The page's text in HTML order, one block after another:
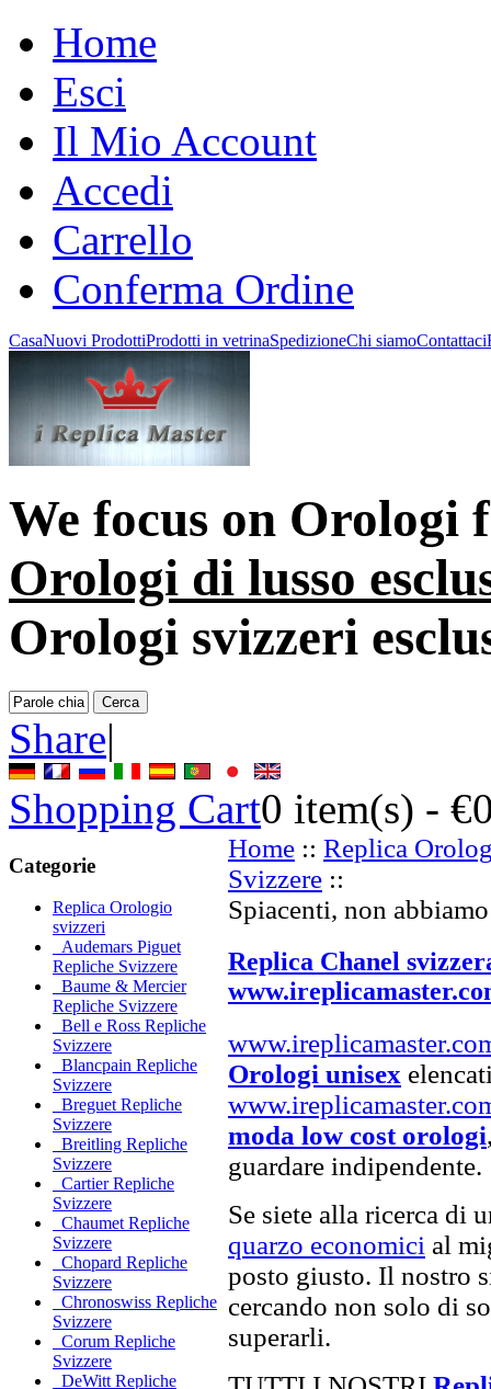
Home
Esci
Il Mio Account
Accedi
Carrello
Conferma Ordine
CasaNuovi ProdottiProdotti in vetrinaSpedizioneChi siamoContattaci
We focus on Orologi
Orologi di lusso
Orologi svizzeri
Share|
Shopping Cart0 item(s) -
Categorie
Replica Orologio
svizzeri
Audemars Piguet
Repliche Svizzere
Baume & Mercier
Repliche Svizzere
Bell e Ross Repliche
Svizzere
Blancpain Repliche
Svizzere
Breguet Repliche
Svizzere
Breitling Repliche
Svizzere
Cartier Repliche
Svizzere
Chaumet Repliche
Svizzere
Chopard Repliche
Svizzere
Chronoswiss Repliche
Svizzere
Corum Repliche
Svizzere
DeWitt Repliche
Home :: Replica
Svizzere ::
Spiacenti, non
Replica Chanel
Orologi unisex
moda low cost orologi
guardare indipendente.
Se siete alla ricerca di
quarzo economici al
posto giusto. Il nostro
cercando non solo di
superarli.